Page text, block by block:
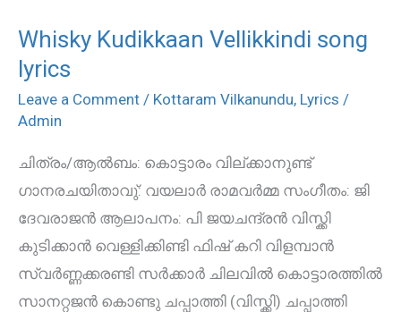
Whisky Kudikkaan Vellikkindi song
lyrics
Leave a Comment / Kottaram Vilkanundu, Lyrics /
Admin
ചിത്രം/ആൽബം: കൊട്ടാരം വില്ക്കാനുണ്ട്
ഗാനരചയിതാവു്: വയലാർ രാമവർമ്മ സംഗീതം: ജി
ദേവരാജൻ ആലാപനം: പി ജയചന്ദ്രൻ വിസ്ക്കി
കുടിക്കാന്‍ വെള്ളിക്കിണ്ടി ഫിഷ് കറി വിളമ്പാന്‍
സ്വര്‍ണ്ണക്കരണ്ടി സര്‍ക്കാര്‍ ചിലവില്‍ കൊട്ടാരത്തില്‍
സാനറ്റജന്‍ കൊണ്ടു ചപ്പാത്തി (വിസ്ക്കി) ചപ്പാത്തി
Whisky
Kudikkaan
Vellikkindi
song